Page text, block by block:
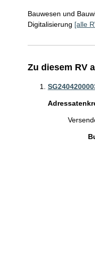
Bauwesen und
Digitalisierung [alle
Zu diesem RV